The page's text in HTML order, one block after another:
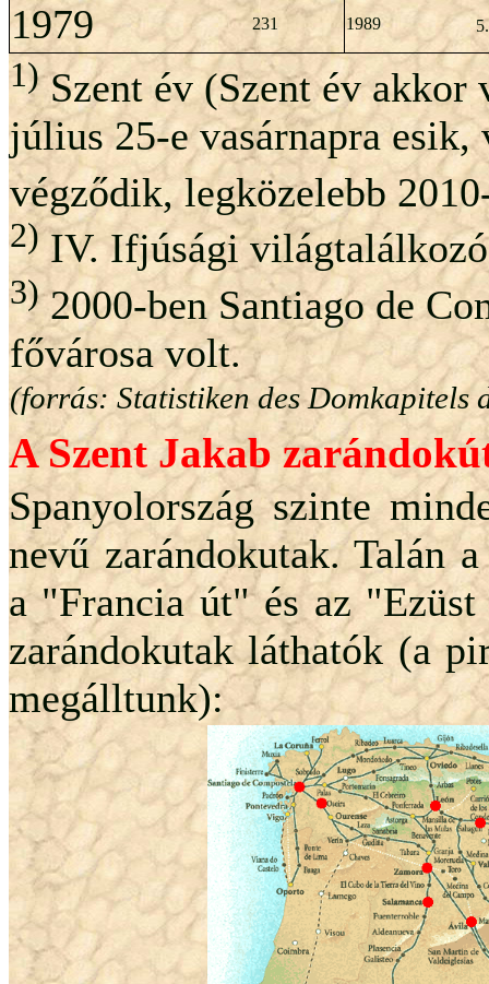
1979 231 1989
1)Szent év (Szent év akkor
július 25-e vasárnapra
végződik, legközelebb
2)IV. Ifjúsági világtalálkozó
3)2000-ben Santiago de
fővárosa volt.
(forrás: Statistiken des Domkapitels
A Szent Jakab
Spanyolország szinte
nevű zarándokutak. Talán
a "Francia út" és az
zarándokutak láthatók (a
megálltunk):